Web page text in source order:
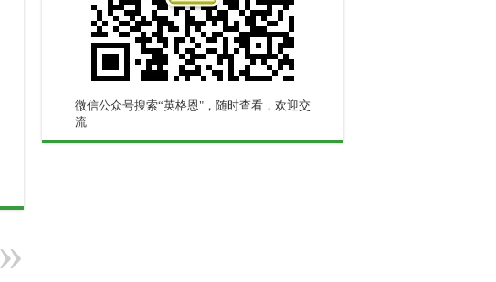
微信公众号搜索“英格恩"，随时查看，欢迎交
流